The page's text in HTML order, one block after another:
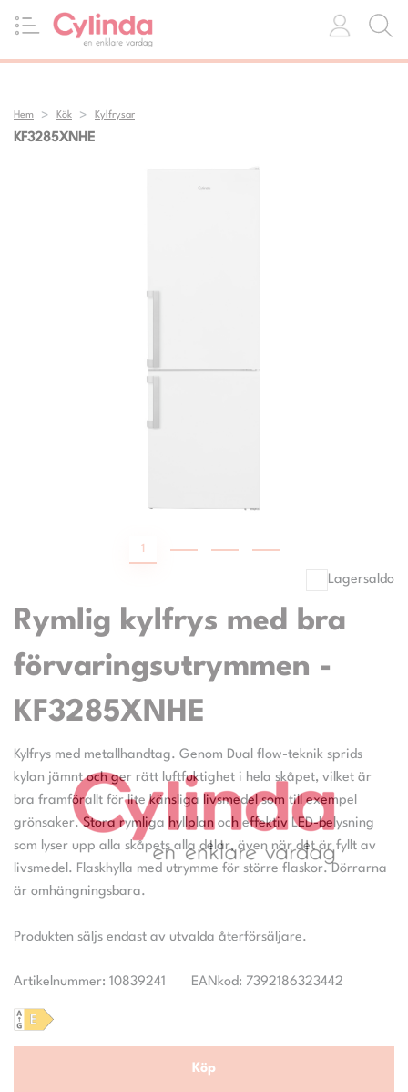
Hem Kök Kylfrysar
KF3285XNHE
1
Lagersaldo
Rymlig kylfrys med bra
förvaringsutrymmen -
KF3285XNHE
Kylfrys med metallhandtag. Genom Dual flow-teknik sprids
kylan jämnt och ger rätt luftfuktighet i hela skåpet, vilket är
bra framförallt för lite känsliga livsmedel som till exempel
grönsaker. Stora rymliga hyllplan och effektiv LED-belysning
som lyser upp alla skåpets alla delar, även när det är fyllt av
livsmedel. Flaskhylla med utrymme för större flaskor. Dörrarna
är omhängningsbara.
Artikelnummer: 10839241 EANkod: 7392186323442
Köp